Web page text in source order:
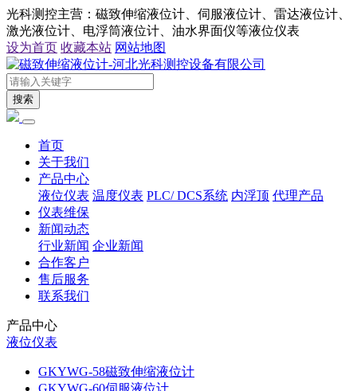
光科测控主营：磁致伸缩液位计、伺服液位计、雷达液位计、
激光液位计、电浮筒液位计、油水界面仪等液位仪表
设为首页 收藏本站 网站地图
搜索
首页
关于我们
产品中心
液位仪表 温度仪表 PLC/ DCS系统 内浮顶 代理产品
仪表维保
新闻动态
行业新闻 企业新闻
合作客户
售后服务
联系我们
产品中心
液位仪表
GKYWG-58磁致伸缩液位计
GKYWG-60伺服液位计